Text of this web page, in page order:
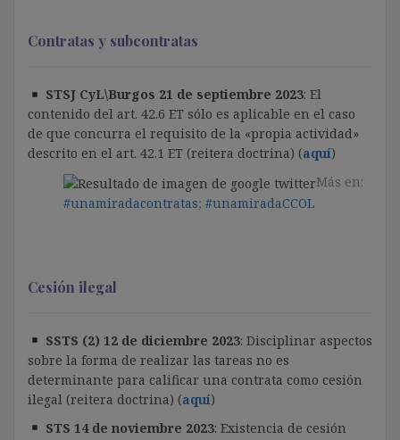
Contratas y subcontratas
STSJ CyL\Burgos 21 de septiembre 2023: El
contenido del art. 42.6 ET sólo es aplicable en el caso
de que concurra el requisito de la «propia actividad»
descrito en el art. 42.1 ET (reitera doctrina) (aquí)
Más en:
#unamiradacontratas; #unamiradaCCOL
Cesión ilegal
SSTS (2) 12 de diciembre 2023: Disciplinar aspectos
sobre la forma de realizar las tareas no es
determinante para calificar una contrata como cesión
ilegal (reitera doctrina) (aquí)
STS 14 de noviembre 2023: Existencia de cesión